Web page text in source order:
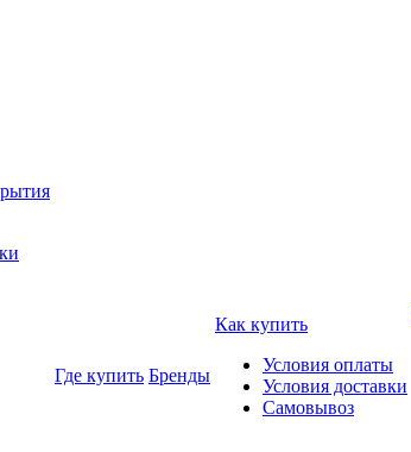
Где купить Бренды
Как купить
Условия оплаты
Условия доставки
Самовывоз